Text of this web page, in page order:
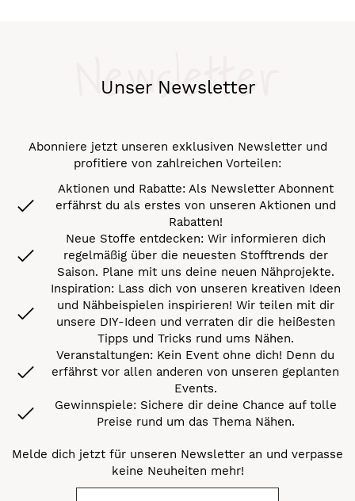
Unser Newsletter
Newsletter
Abonniere jetzt unseren exklusiven Newsletter und
profitiere von zahlreichen Vorteilen:
Aktionen und Rabatte: Als Newsletter Abonnent
erfährst du als erstes von unseren Aktionen und
Rabatten!
Neue Stoffe entdecken: Wir informieren dich
regelmäßig über die neuesten Stofftrends der
Saison. Plane mit uns deine neuen Nähprojekte.
Inspiration: Lass dich von unseren kreativen Ideen
und Nähbeispielen inspirieren! Wir teilen mit dir
unsere DIY-Ideen und verraten dir die heißesten
Tipps und Tricks rund ums Nähen.
Veranstaltungen: Kein Event ohne dich! Denn du
erfährst vor allen anderen von unseren geplanten
Events.
Gewinnspiele: Sichere dir deine Chance auf tolle
Preise rund um das Thema Nähen.
Melde dich jetzt für unseren Newsletter an und verpasse
keine Neuheiten mehr!